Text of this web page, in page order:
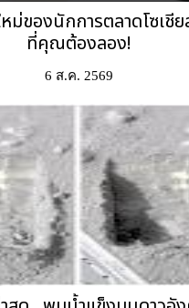
ม่ของนักการตลาดโซเชี
ที่คุณต้องลอง!
6 ส.ค. 2569